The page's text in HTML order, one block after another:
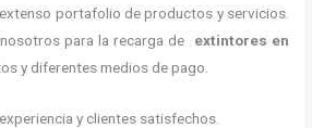
portafolio de productos y servicios.
para la recarga de extintores en
y diferentes medios de pago.
y clientes satisfechos.